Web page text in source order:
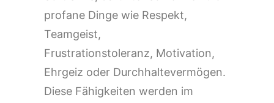
profane Dinge wie Respekt,
Teamgeist,
Frustrationstoleranz, Motivation,
Ehrgeiz oder Durchhaltevermögen.
Diese Fähigkeiten werden im